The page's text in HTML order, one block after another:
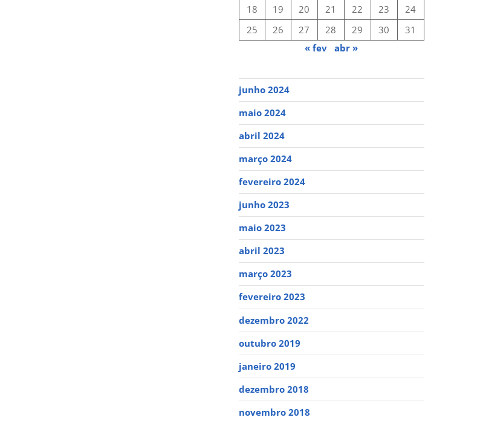
18
19 20 21 22 23
24
25
26 27 28 29 30
31
« fev
abr »
junho 2024
maio 2024
abril 2024
março 2024
fevereiro 2024
junho 2023
maio 2023
abril 2023
março 2023
fevereiro 2023
dezembro 2022
outubro 2019
janeiro 2019
dezembro 2018
novembro 2018